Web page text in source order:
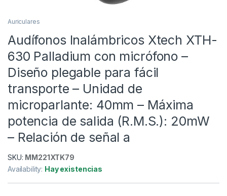
Auriculares
Audífonos Inalámbricos Xtech XTH-
630 Palladium con micrófono –
Diseño plegable para fá­cil
transporte – Unidad de
microparlante: 40mm – Má­xima
potencia de salida (R.M.S.): 20mW
– Relación de señal a
SKU: MM221XTK79
Availability: Hay existencias